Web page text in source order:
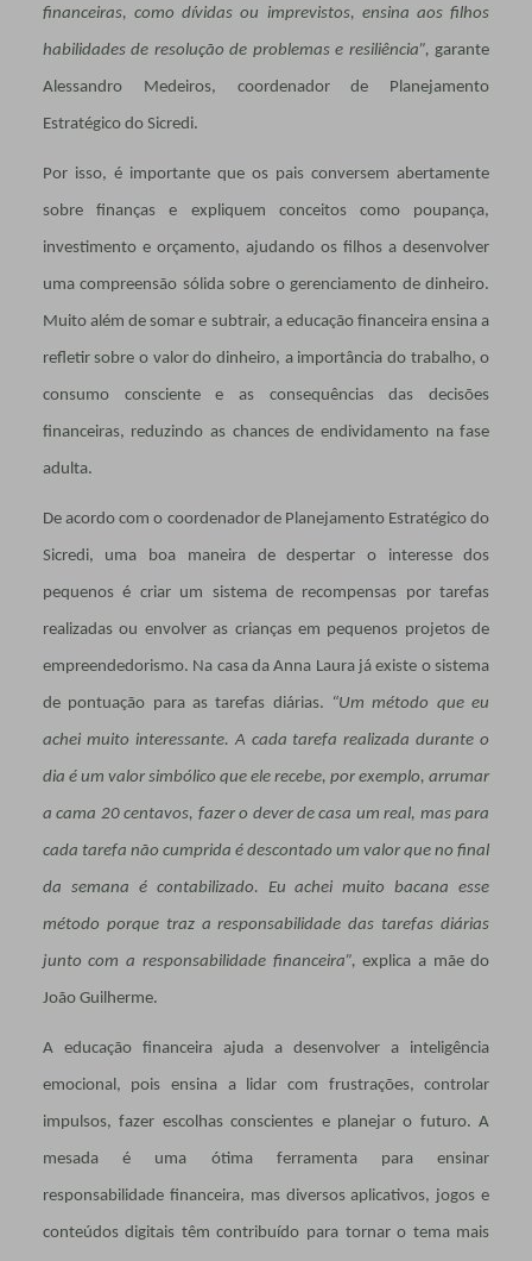
financeiras, como dívidas ou imprevistos, ensina aos filhos
habilidades de resolução de problemas e resiliência”, garante
Alessandro Medeiros, coordenador de Planejamento
Estratégico do Sicredi.
Por isso, é importante que os pais conversem abertamente
sobre finanças e expliquem conceitos como poupança,
investimento e orçamento, ajudando os filhos a desenvolver
uma compreensão sólida sobre o gerenciamento de dinheiro.
Muito além de somar e subtrair, a educação financeira ensina a
refletir sobre o valor do dinheiro, a importância do trabalho, o
consumo consciente e as consequências das decisões
financeiras, reduzindo as chances de endividamento na fase
adulta.
De acordo com o coordenador de Planejamento Estratégico do
Sicredi, uma boa maneira de despertar o interesse dos
pequenos é criar um sistema de recompensas por tarefas
realizadas ou envolver as crianças em pequenos projetos de
empreendedorismo. Na casa da Anna Laura já existe o sistema
de pontuação para as tarefas diárias. “Um método que eu
achei muito interessante. A cada tarefa realizada durante o
dia é um valor simbólico que ele recebe, por exemplo, arrumar
a cama 20 centavos, fazer o dever de casa um real, mas para
cada tarefa não cumprida é descontado um valor que no final
da semana é contabilizado. Eu achei muito bacana esse
método porque traz a responsabilidade das tarefas diárias
junto com a responsabilidade financeira”, explica a mãe do
João Guilherme.
A educação financeira ajuda a desenvolver a inteligência
emocional, pois ensina a lidar com frustrações, controlar
impulsos, fazer escolhas conscientes e planejar o futuro. A
mesada é uma ótima ferramenta para ensinar
responsabilidade financeira, mas diversos aplicativos, jogos e
conteúdos digitais têm contribuído para tornar o tema mais